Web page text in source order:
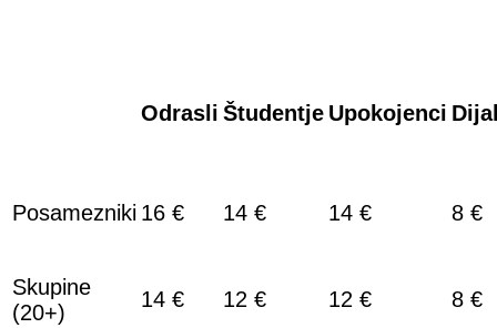
Odrasli Študentje Upokojenci
Posamezniki 16 € 14 € 14 € 8 €
Skupine
(20+)
14 € 12 € 12 € 8 €